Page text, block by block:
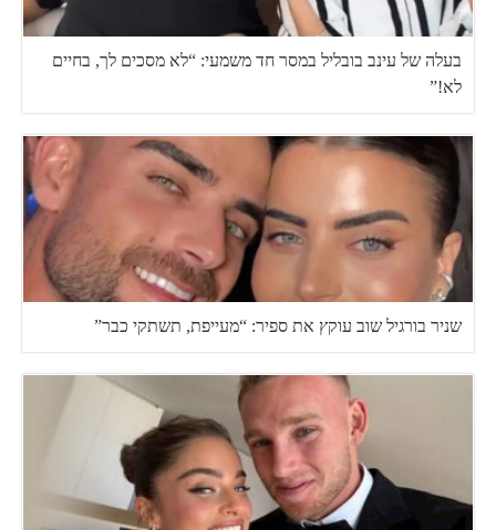
בעלה של עינב בובליל במסר חד משמעי: “לא מסכים לך, בחיים
לא!”
שניר בורגיל שוב עוקץ את ספיר: “מעייפת, תשתקי כבר”